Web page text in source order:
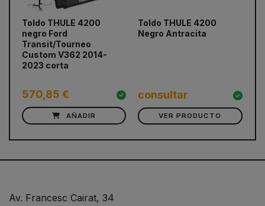
Toldo THULE 4200
negro Ford
Transit/Tourneo
Custom V362 2014-
2023 corta
570,85 €
AÑADIR
Toldo THULE 4200
Negro Antracita
consultar
VER PRODUCTO
prev
Av. Francesc Cairat, 34